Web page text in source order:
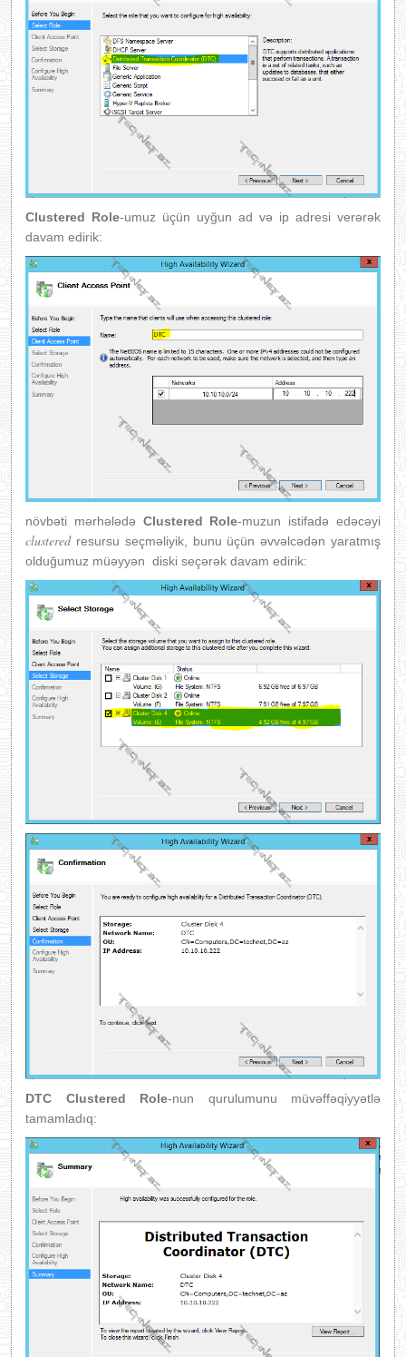
Clustered Role-umuz üçün uyğun ad və ip adresi verərək
davam edirik:
növbəti mərhələdə Clustered Role-muzun istifadə edəcəyi
clusteredresursu seçməliyik, bunu üçün əvvəlcədən yaratmış
olduğumuz müəyyən diski seçərək davam edirik:
DTC Clustered Role-nun qurulumunu müvəffəqiyyətlə
tamamladıq: